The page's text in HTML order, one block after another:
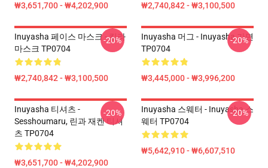
₩3,651,700 - ₩4,202,900 ₩2,740,842 - ₩3,100,500
Inuyasha 페이스 마스크 - 킬라
마스크 TP0704
₩2,740,842 - ₩3,100,500
-20%
Inuyasha 머그 - Inuyasha 가면
TP0704
₩3,445,000 - ₩3,996,200
-20%
Inuyasha 티셔츠 -
Sesshoumaru, 린과 재켄 티셔
츠 TP0704
₩3,651,700 - ₩4,202,900
-20%
Inuyasha 스웨터 - Inuyasha 스
웨터 TP0704
₩5,642,910 - ₩6,607,510
-20%